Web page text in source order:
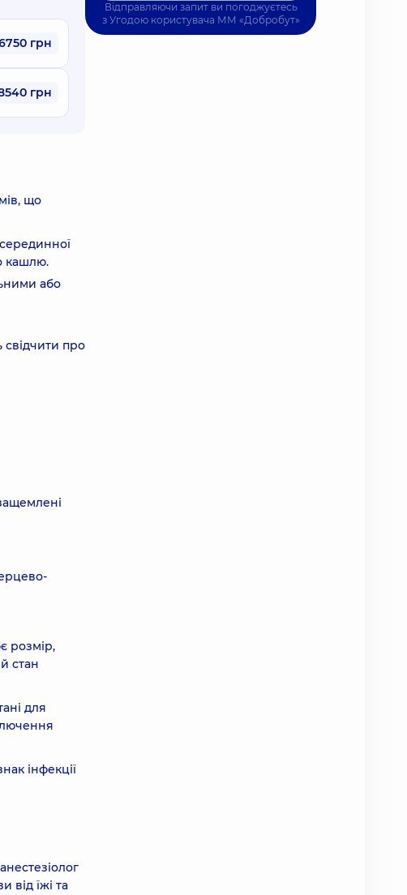
грн
грн
що
кашлю.
або
про
розмір,
стан
для
інфекції
від їжі та
Відправляючи запит ви погоджуєтесь
з Угодою користувача ММ «Добробут»